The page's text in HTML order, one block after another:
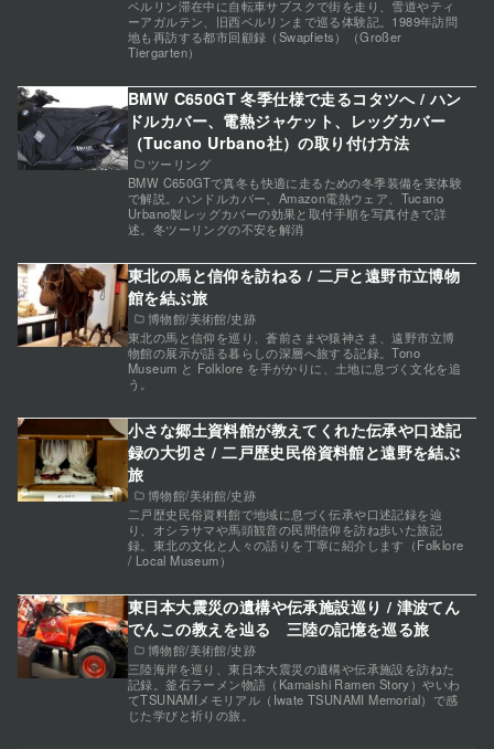
ベルリン滞在中に自転車サブスクで街を走り、雪道やティ
ーアガルテン、旧西ベルリンまで巡る体験記。1989年訪問
地も再訪する都市回顧録（Swapfiets）（Großer
Tiergarten）
ツーリング
BMW C650GT 冬季仕様で走るコタツへ / ハン
ドルカバー、電熱ジャケット、レッグカバー
（Tucano Urbano社）の取り付け方法
BMW C650GTで真冬も快適に走るための冬季装備を実体験
で解説。ハンドルカバー、Amazon電熱ウェア、Tucano
Urbano製レッグカバーの効果と取付手順を写真付きで詳
述。冬ツーリングの不安を解消
博物館/美術館/史跡
東北の馬と信仰を訪ねる / 二戸と遠野市立博物
館を結ぶ旅
東北の馬と信仰を巡り、蒼前さまや猿神さま、遠野市立博
物館の展示が語る暮らしの深層へ旅する記録。Tono
Museum と Folklore を手がかりに、土地に息づく文化を追
う。
博物館/美術館/史跡
小さな郷土資料館が教えてくれた伝承や口述記
録の大切さ / 二戸歴史民俗資料館と遠野を結ぶ
旅
二戸歴史民俗資料館で地域に息づく伝承や口述記録を辿
り、オシラサマや馬頭観音の民間信仰を訪ね歩いた旅記
録。東北の文化と人々の語りを丁寧に紹介します（Folklore
/ Local Museum）
博物館/美術館/史跡
東日本大震災の遺構や伝承施設巡り / 津波てん
でんこの教えを辿る 三陸の記憶を巡る旅
三陸海岸を巡り、東日本大震災の遺構や伝承施設を訪ねた
記録。釜石ラーメン物語（Kamaishi Ramen Story）やいわ
てTSUNAMIメモリアル（Iwate TSUNAMI Memorial）で感
じた学びと祈りの旅。